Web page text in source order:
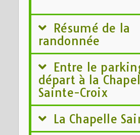
Résumé de la
randonnée
Entre le
départ à la
Sainte-Croix
La Chapelle